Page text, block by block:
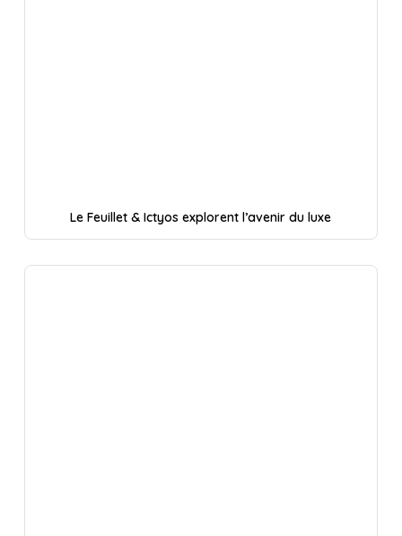
Le Feuillet & Ictyos explorent l’avenir du luxe